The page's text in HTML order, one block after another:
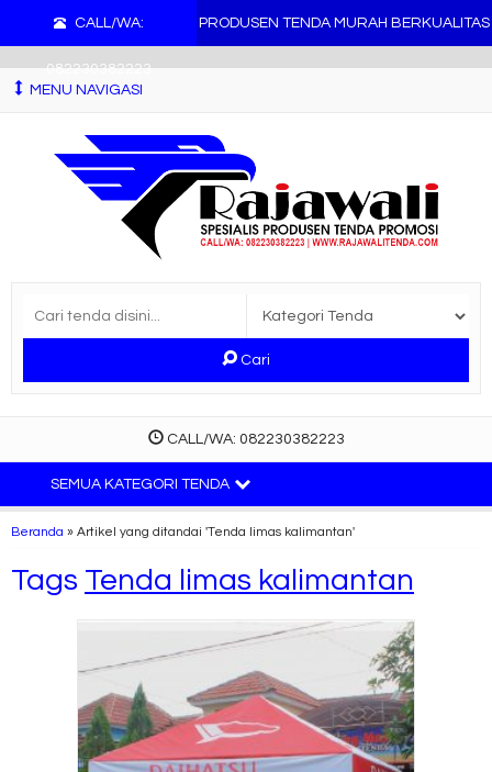
CALL/WA:
082230382223
PRODUSEN TENDA MURAH BERKUALITAS
MENU NAVIGASI
Cari
CALL/WA: 082230382223
SEMUA KATEGORI TENDA
Beranda » Artikel yang ditandai 'Tenda limas kalimantan'
Tags Tenda limas kalimantan